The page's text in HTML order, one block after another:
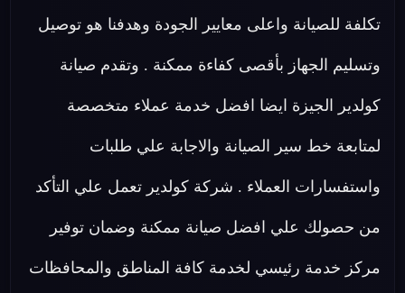
تكلفة للصيانة واعلى معايير الجودة وهدفنا هو توصيل
وتسليم الجهاز بأقصى كفاءة ممكنة . وتقدم صيانة
كولدير الجيزة ايضا افضل خدمة عملاء متخصصة
لمتابعة خط سير الصيانة والاجابة علي طلبات
واستفسارات العملاء . شركة كولدير تعمل علي التأكد
من حصولك علي افضل صيانة ممكنة وضمان توفير
مركز خدمة رئيسي لخدمة كافة المناطق والمحافظات